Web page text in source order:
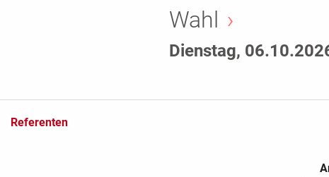
Wahl
Dienstag,
Referenten